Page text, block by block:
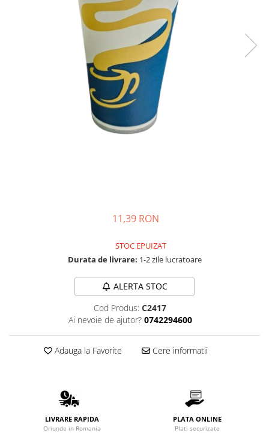
11,39 RON
STOC EPUIZAT
Durata de livrare: 1-2 zile lucratoare
ALERTA STOC
Cod Produs: C2417
Ai nevoie de ajutor? 0742294600
Adauga la Favorite Cere informatii
LIVRARE RAPIDA
Oriunde in Romania
PLATA ONLINE
Plati securizate